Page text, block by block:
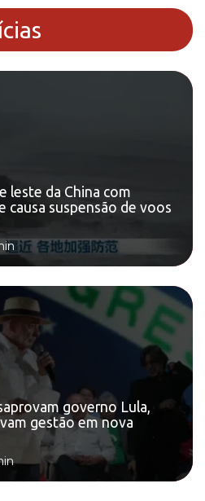
leste da China com
causa suspensão de voos
governo Lula,
gestão em nova